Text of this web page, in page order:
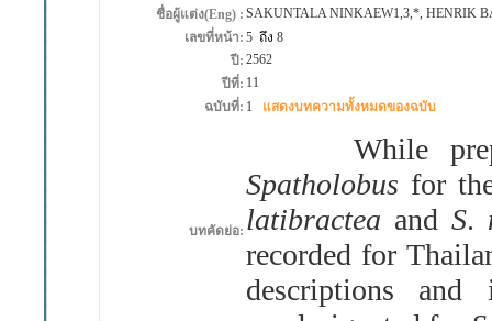
ชื่อผู้แต่ง(Eng) : SAKUNTALA NINKAEW1,3,*, HENRIK
เลขที่หน้า: 5ถึง 8
ปี: 2562
ปีที่: 11
ฉบับที่: 1 แสดงบทความทั้งหมดของฉบับ
บทคัดย่อ:
While
Spatholobus for
latibractea andS.
recorded for
descriptions and